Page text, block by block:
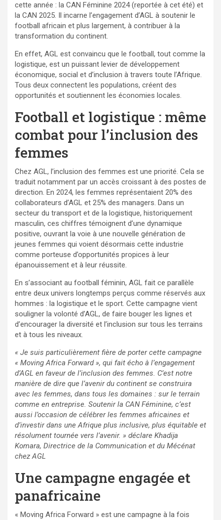
cette année : la CAN Féminine 2024 (reportée à cet été) et
la CAN 2025. Il incarne l’engagement d’AGL à soutenir le
football africain et plus largement, à contribuer à la
transformation du continent.
En effet, AGL est convaincu que le football, tout comme la
logistique, est un puissant levier de développement
économique, social et d’inclusion à travers toute l’Afrique.
Tous deux connectent les populations, créent des
opportunités et soutiennent les économies locales.
Football et logistique : même
combat pour l’inclusion des
femmes
Chez AGL, l’inclusion des femmes est une priorité. Cela se
traduit notamment par un accès croissant à des postes de
direction. En 2024, les femmes représentaient 20% des
collaborateurs d’AGL et 25% des managers. Dans un
secteur du transport et de la logistique, historiquement
masculin, ces chiffres témoignent d’une dynamique
positive, ouvrant la voie à une nouvelle génération de
jeunes femmes qui voient désormais cette industrie
comme porteuse d’opportunités propices à leur
épanouissement et à leur réussite.
En s’associant au football féminin, AGL fait ce parallèle
entre deux univers longtemps perçus comme réservés aux
hommes : la logistique et le sport. Cette campagne vient
souligner la volonté d’AGL, de faire bouger les lignes et
d’encourager la diversité et l’inclusion sur tous les terrains
et à tous les niveaux.
« Je suis particulièrement fière de porter cette campagne
« Moving Africa Forward », qui fait écho à l’engagement
d’AGL en faveur de l’inclusion des femmes. C’est notre
manière de dire que l’avenir du continent se construira
avec les femmes, dans tous les domaines : sur le terrain
comme en entreprise. Soutenir la CAN Féminine, c’est
aussi l’occasion de célébrer les femmes africaines et
d’investir dans une Afrique plus inclusive, plus équitable et
résolument tournée vers l’avenir. » déclare Khadija
Komara, Directrice de la Communication et du Mécénat
chez AGL
Une campagne engagée et
panafricaine
« Moving Africa Forward » est une campagne à la fois